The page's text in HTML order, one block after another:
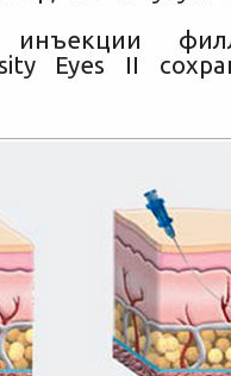
Eyes II